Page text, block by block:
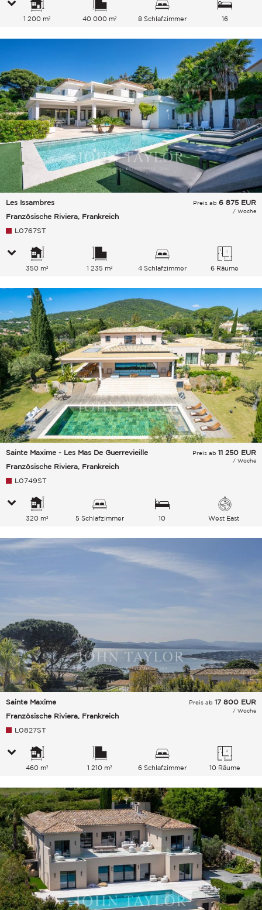
1 200 m² 40 000 m² 8 Schlafzimmer
16
Les Issambres
Französische Riviera, Frankreich
Preis ab 6 875 EUR
/ Woche
L0767ST
350 m² 1 235 m² 4 Schlafzimmer 6 Räume
Sainte Maxime - Les Mas De Guerrevieille
Französische Riviera, Frankreich
Preis ab 11 250 EUR
/ Woche
L0749ST
320 m² 5 Schlafzimmer
10
West East
Sainte Maxime
Französische Riviera, Frankreich
Preis ab 17 800 EUR
/ Woche
L0827ST
460 m² 1 210 m² 6 Schlafzimmer 10 Räume